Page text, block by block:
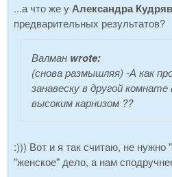
...а что же уАлександра
предварительных результатов?
Валман wrote:
(снова размышляя) -А как
занавеску в другой
высоким карнизом ??
:))) Вот и я так считаю, не нужно
"женское" дело, а нам